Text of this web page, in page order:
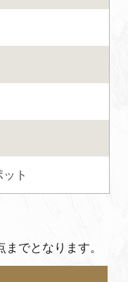
ト
でとなります。